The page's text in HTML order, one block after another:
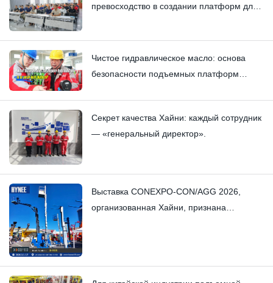
превосходство в создании платформ для
Чистое гидравлическое масло: основа
безопасности подъемных платформ
Секрет качества Хайни: каждый сотрудник
— «генеральный директор».
Выставка CONEXPO-CON/AGG 2026,
организованная Хайни, признана